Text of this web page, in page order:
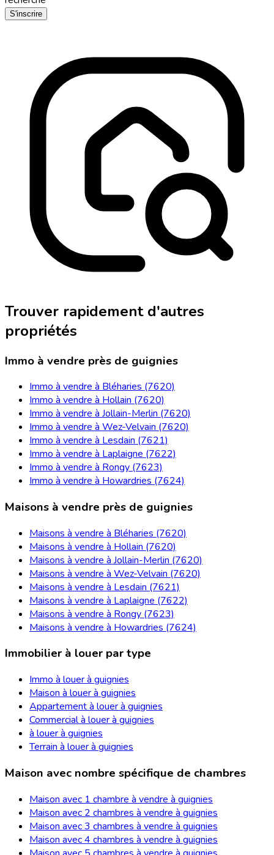
S'inscrire
Trouver rapidement d'autres
propriétés
Immo à vendre près de guignies
Immo à vendre à Bléharies (7620)
Immo à vendre à Hollain (7620)
Immo à vendre à Jollain-Merlin (7620)
Immo à vendre à Wez-Velvain (7620)
Immo à vendre à Lesdain (7621)
Immo à vendre à Laplaigne (7622)
Immo à vendre à Rongy (7623)
Immo à vendre à Howardries (7624)
Maisons à vendre près de guignies
Maisons à vendre à Bléharies (7620)
Maisons à vendre à Hollain (7620)
Maisons à vendre à Jollain-Merlin (7620)
Maisons à vendre à Wez-Velvain (7620)
Maisons à vendre à Lesdain (7621)
Maisons à vendre à Laplaigne (7622)
Maisons à vendre à Rongy (7623)
Maisons à vendre à Howardries (7624)
Immobilier à louer par type
Immo à louer à guignies
Maison à louer à guignies
Appartement à louer à guignies
Commercial à louer à guignies
à louer à guignies
Terrain à louer à guignies
Maison avec nombre spécifique de chambres
Maison avec 1 chambre à vendre à guignies
Maison avec 2 chambres à vendre à guignies
Maison avec 3 chambres à vendre à guignies
Maison avec 4 chambres à vendre à guignies